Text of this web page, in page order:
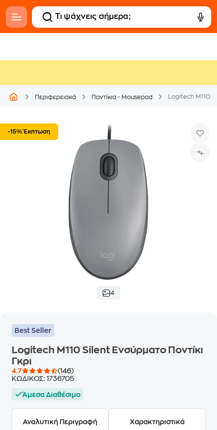
Περιφερειακά Ποντίκια - Mousepad Logitech M110
-15% Έκπτωση
4
Best Seller
Logitech M110 Silent Ενσύρματο Ποντίκι
Γκρι
4.7
(146)
ΚΩΔΙΚΟΣ: 1736705
Άμεσα Διαθέσιμο
Αναλυτική Περιγραφή Χαρακτηριστικά